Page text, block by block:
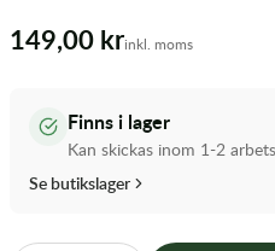
Motordelar
Transmission & Drivlina
149,00 krinkl. moms
Finns i lager
Kan skickas inom 1-2
Se butikslager